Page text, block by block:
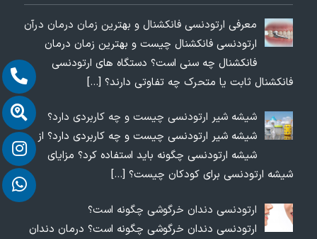
معرفی ارتودنسی فانکشنال و بهترین زمان درمان درآن
ارتودنسی فانکشنال چیست و بهترین زمان درمان
فانکشنال چه سنی است؟ دستگاه های ارتودنسی
فانکشنال ثابت یا متحرک چه تفاوتی دارند؟[…]
شیشه شیر ارتودنسی چیست و چه کاربردی دارد؟
شیشه شیر ارتودنسی چیست و چه کاربردی دارد؟ از
شیشه ارتودنسی چگونه باید استفاده کرد؟ مزایای
شیشه ارتودنسی برای کودکان چیست؟[…]
ارتودنسی دندان خرگوشی چگونه است؟
ارتودنسی دندان خرگوشی چگونه است؟ درمان دندان